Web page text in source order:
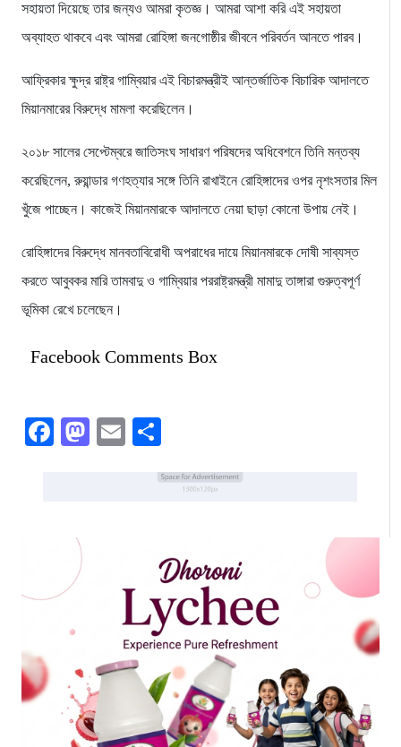
সহায়তা দিয়েছে তার জন্যও আমরা কৃতজ্ঞ। আমরা আশা করি এই সহায়তা
অব্যাহত থাকবে এবং আমরা রোহিঙ্গা জনগোষ্ঠীর জীবনে পরিবর্তন আনতে পারব।
আফ্রিকার ক্ষুদ্র রাষ্ট্র গাম্বিয়ার এই বিচারমন্ত্রীই আন্তর্জাতিক বিচারিক আদালতে
মিয়ানমারের বিরুদ্ধে মামলা করেছিলেন।
২০১৮ সালের সেপ্টেম্বরে জাতিসংঘ সাধারণ পরিষদের অধিবেশনে তিনি মন্তব্য
করেছিলেন, রুয়ান্ডার গণহত্যার সঙ্গে তিনি রাখাইনে রোহিঙ্গাদের ওপর নৃশংসতার মিল
খুঁজে পাচ্ছেন। কাজেই মিয়ানমারকে আদালতে নেয়া ছাড়া কোনো উপায় নেই।
রোহিঙ্গাদের বিরুদ্ধে মানবতাবিরোধী অপরাধের দায়ে মিয়ানমারকে দোষী সাব্যস্ত
করতে আবুবকর মারি তামবাদু ও গাম্বিয়ার পররাষ্ট্রমন্ত্রী মামাদু তাঙ্গারা গুরুত্বপূর্ণ
ভূমিকা রেখে চলেছেন।
Facebook Comments Box
Facebook
Mastodon
Email